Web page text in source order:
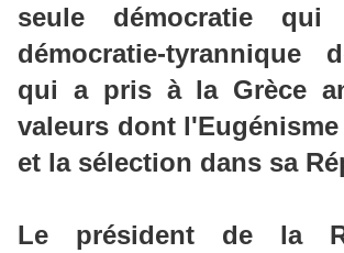
seule démocratie
démocratie-tyrannique
qui a pris à la Grèce
valeurs dont
et la sélection dans sa
Le président de la